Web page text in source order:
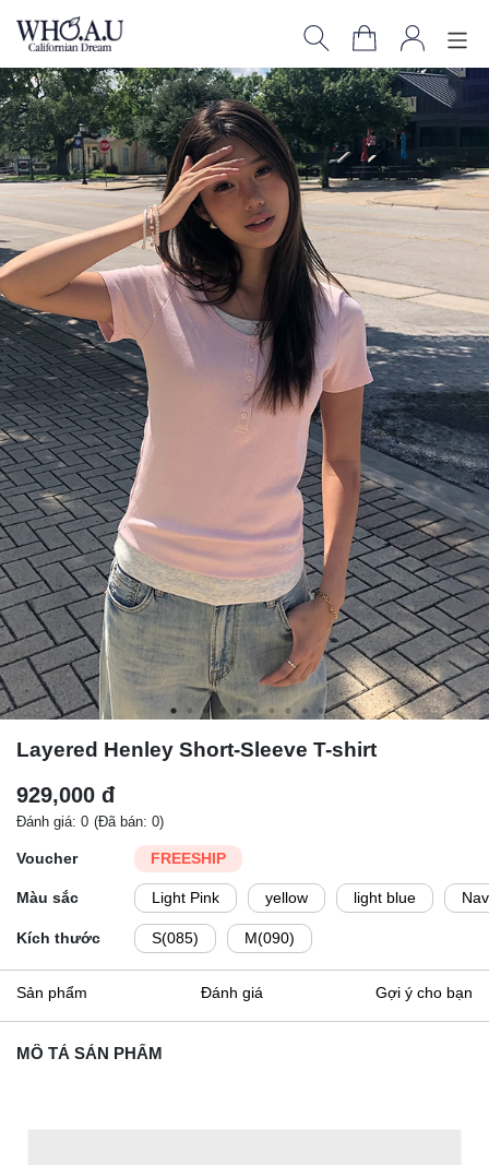
Layered Henley Short-Sleeve T-shirt
929,000 đ
Đánh giá: 0 (Đã bán: 0)
Voucher FREESHIP
Màu sắc Light Pink yellow light blue
Kích thước S(085) M(090)
Sản phẩm Đánh giá Gợi ý cho bạn
MÔ TẢ SẢN PHẨM